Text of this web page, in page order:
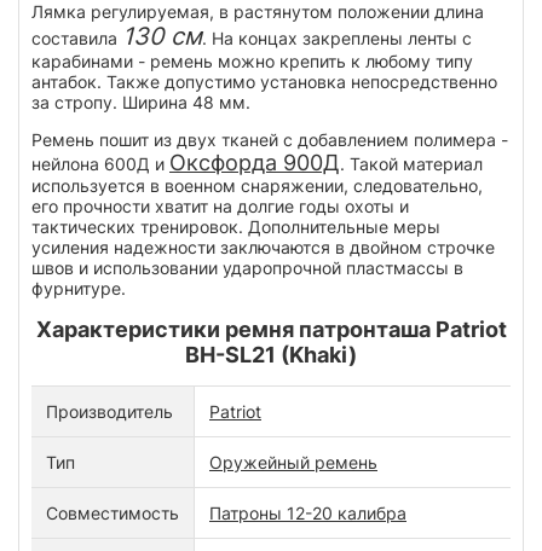
Лямка регулируемая, в растянутом положении длина
составила 130 см. На концах закреплены ленты с
карабинами - ремень можно крепить к любому типу
антабок. Также допустимо установка непосредственно
за стропу. Ширина 48 мм.
Ремень пошит из двух тканей с добавлением полимера -
нейлона 600Д и Оксфорда 900Д. Такой материал
используется в военном снаряжении, следовательно,
его прочности хватит на долгие годы охоты и
тактических тренировок. Дополнительные меры
усиления надежности заключаются в двойном строчке
швов и использовании ударопрочной пластмассы в
фурнитуре.
Характеристики ремня патронташа Patriot
BH-SL21 (Khaki)
Производитель Patriot
Тип Оружейный ремень
Совместимость Патроны 12-20 калибра